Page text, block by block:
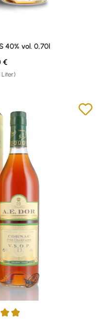
40% vol. 0,70l
Liter)
Preis:
€